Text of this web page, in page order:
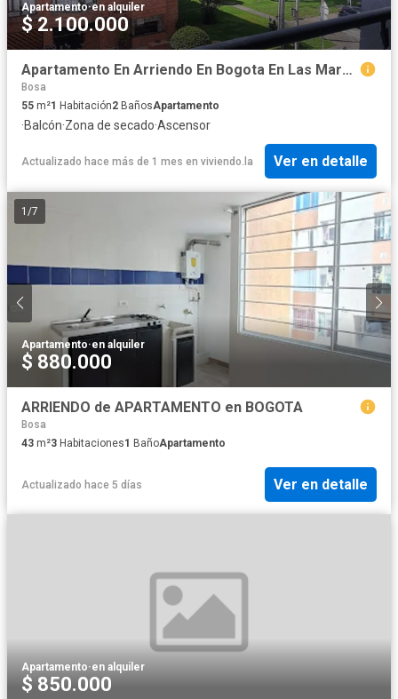
Apartamento·en alquiler
$ 2.100.000
Apartamento En Arriendo En Bogota En Las Margaritas A324069
Bosa
55 m²1 Habitación2 BañosApartamento
·Balcón·Zona de secado·Ascensor
Actualizado hace más de 1 mes en viviendo.la Ver en detalle
1 /7
Apartamento·en alquiler
$ 880.000
ARRIENDO de APARTAMENTO en BOGOTA
Bosa
43 m²3 Habitaciones1 BañoApartamento
Actualizado hace 5 días Ver en detalle
Apartamento·en alquiler
$ 850.000